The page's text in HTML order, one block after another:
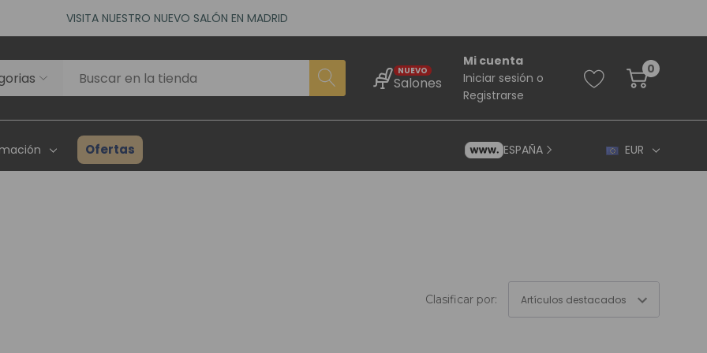
VISITA NUESTRO NUEVO SALÓN EN MADRID
ACCEDE A NUESTROS DESCUENTOS DE BIENVENIDA
VISITA NUESTRO NUEVO SALÓN EN MADRID
NUEVO
Salones
Mi cuenta
Iniciar sesión o
Registrarse
0
Ofertas ESPAÑA EUR
Clasificar por: